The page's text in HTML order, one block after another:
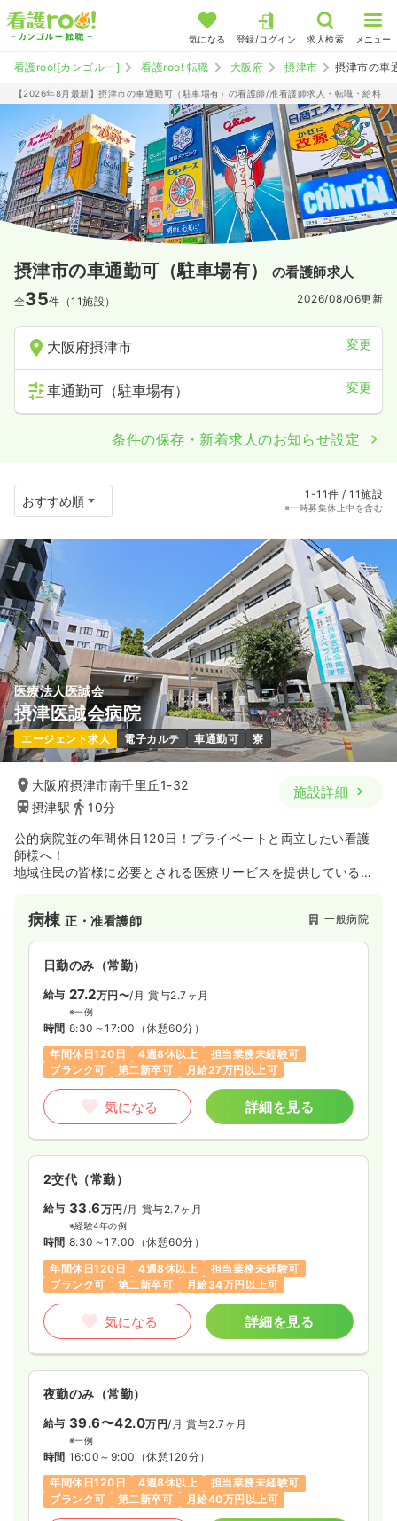
気になる 登録/ログイン 求人検索 メニュー
看護roo![カンゴルー] 看護roo! 転職 大阪府 摂津市 摂津市の車
【2026年8月最新】摂津市の車通勤可（駐車場有）の看護師/准看護師求人・転職・給料
摂津市の車通勤可（駐車場有） の看護師求人
全35件（11施設） 2026/08/06更新
大阪府摂津市 変更
車通勤可（駐車場有） 変更
条件の保存・新着求人のお知らせ設定
1-11件 / 11施設
※一時募集休止中を含む
医療法人医誠会
摂津医誠会病院
エージェント求人 電子カルテ 車通勤可 寮
大阪府摂津市南千里丘1-32
摂津駅
10分
施設詳細
公的病院並の年間休日120日！プライベートと両立したい看護
師様へ！
地域住民の皆様に必要とされる医療サービスを提供しているホ
病棟正・准看護師 一般病院
日勤のみ（常勤）
給与 27.2万円〜/月 賞与2.7ヶ月
※一例
時間 8:30～17:00 （休憩60分）
年間休日120日
4週8休以上
担当業務未経験可
ブランク可
第二新卒可 月給27万円以上可
気になる 詳細を見る
2交代（常勤）
給与 33.6万円/月 賞与2.7ヶ月
※経験4年の例
時間 8:30～17:00 （休憩60分）
年間休日120日
4週8休以上
担当業務未経験可
ブランク可
第二新卒可 月給34万円以上可
気になる 詳細を見る
夜勤のみ（常勤）
給与 39.6〜42.0万円/月 賞与2.7ヶ月
※一例
時間 16:00～9:00 （休憩120分）
年間休日120日
4週8休以上
担当業務未経験可
ブランク可
第二新卒可 月給40万円以上可